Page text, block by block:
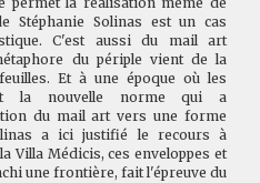
Stéphanie Solinas est un cas
C'est aussi du mail art
du périple vient de la
Et à une époque où les
la nouvelle norme qui a
du mail art vers une forme
a ici justifié le recours à
Villa Médicis, ces enveloppes et
une frontière, fait l'épreuve du